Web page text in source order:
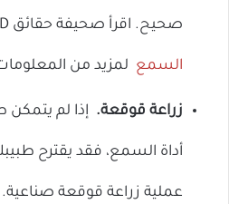
صحيح. اقرأ صحيفة حقائق NIDCD عن
السمع لمزيد من
زراعة قوقعة. إذا لم
أداة السمع، فقد يقترح
عملية زراعة قوقعة صناعية.